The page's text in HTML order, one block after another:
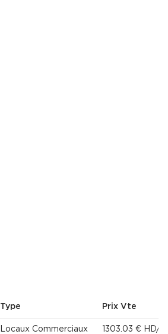
Type Prix Vte
Locaux Commerciaux 1303.03 € HD/